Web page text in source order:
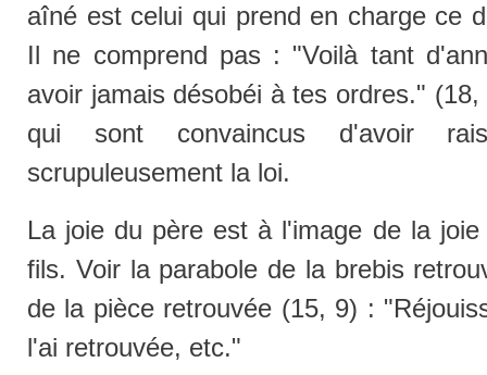
aîné est celui qui prend en charge ce
Il ne comprend pas : "Voilà tant
avoir jamais désobéi à tes ordres."
qui sont convaincus d'avoir
scrupuleusement la loi.
La joie du père est à l'image de la
fils. Voir la parabole de la brebis
de la pièce retrouvée (15, 9) :
l'ai retrouvée, etc."